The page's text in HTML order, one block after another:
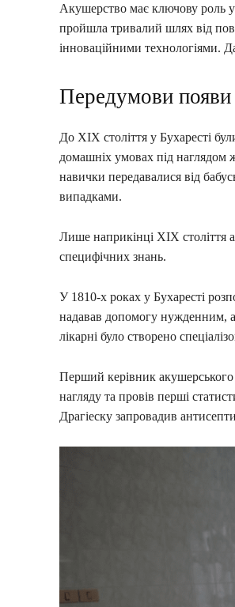
Акушерство має ключову роль
пройшла тривалий шлях від
інноваційними технологіями.
Передумови появи
До ХІХ століття у Бухаресті
домашніх умовах під наглядом
навички передавалися від
випадками.
Лише наприкінці ХІХ століття
специфічних знань.
У 1810-х роках у Бухаресті
надавав допомогу нужденним, а
лікарні було створено
Перший керівник акушерського
нагляду та провів перші
Драгіеску запровадив